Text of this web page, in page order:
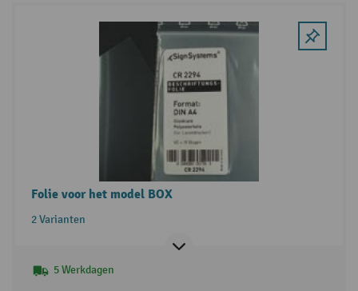
Folie voor het model BOX
2 Varianten
5 Werkdagen